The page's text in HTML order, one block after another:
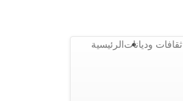
الرئيسيةثقافات وديانات